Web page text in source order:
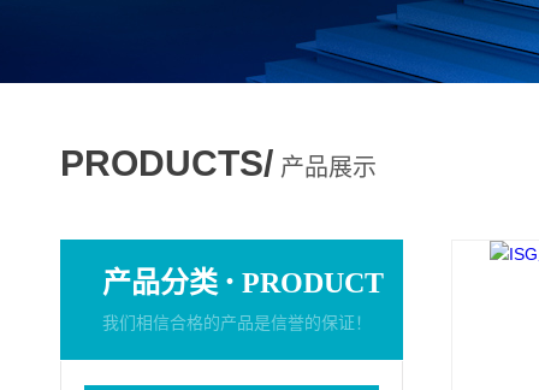
PRODUCTS/ 产品展示
产品分类 · PRODUCT
我们相信合格的产品是信誉的保证！